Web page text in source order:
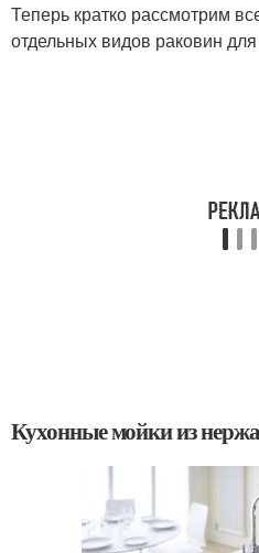
Теперь кратко рассмотрим
отдельных видов раковин для
Кухонные мойки из